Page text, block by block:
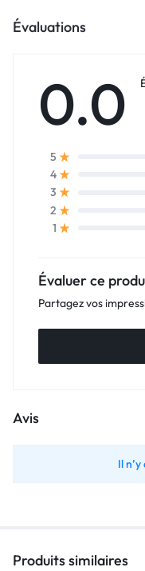
Évaluations
0.0
5
4
3
2
1
Évaluer ce
Partagez vos
Avis
Il
Produits similaires